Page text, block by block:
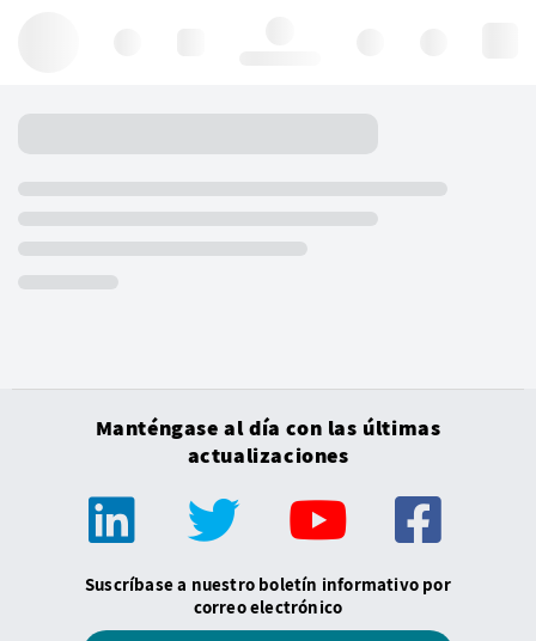
Manténgase al día con las últimas
actualizaciones
Suscríbase a nuestro boletín informativo por
correo electrónico